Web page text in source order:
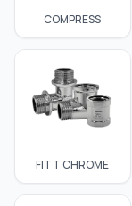
COMPRESS
FITT CHROME